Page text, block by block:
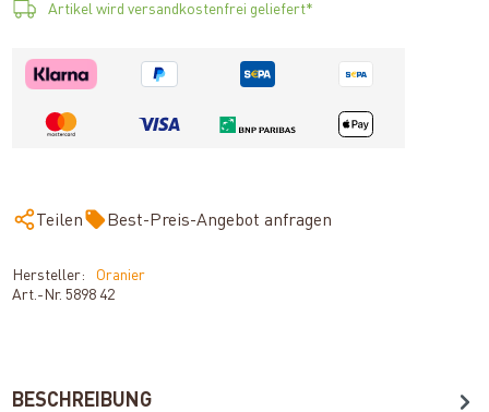
Artikel wird versandkostenfrei geliefert*
Teilen Best-Preis-Angebot anfragen
Hersteller:
Oranier
Art.-Nr.5898 42
BESCHREIBUNG